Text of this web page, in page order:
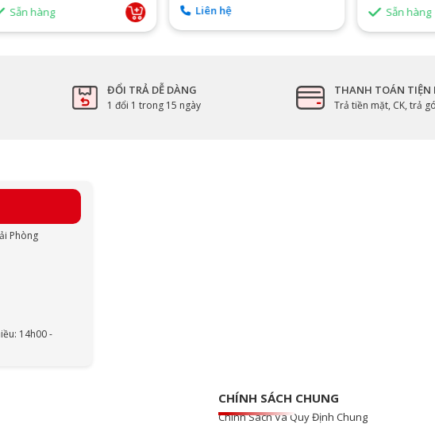
Sẵn hàng Liên hệ Sẵn hàng
ĐỔI TRẢ DỄ DÀNG
1 đổi 1 trong 15 ngày
THANH TOÁN TIỆN
Trả tiền mặt, CK, trả
Phòng
14h00 -
CHÍNH SÁCH CHUNG
Chính Sách Và Quy Định Chung